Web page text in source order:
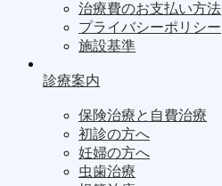
治療費のお支払い方法
プライバシーポリシー
施設基準
診療案内
保険治療と自費治療
初診の方へ
妊婦の方へ
虫歯治療